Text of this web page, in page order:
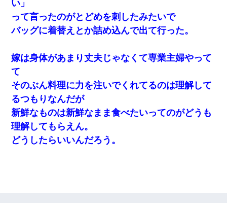
い」
って言ったのがとどめを刺したみたいで
バッグに着替えとか詰め込んで出て行った。
嫁は身体があまり丈夫じゃなくて専業主婦やって
て
そのぶん料理に力を注いでくれてるのは理解して
るつもりなんだが
新鮮なものは新鮮なまま食べたいってのがどうも
理解してもらえん。
どうしたらいいんだろう。